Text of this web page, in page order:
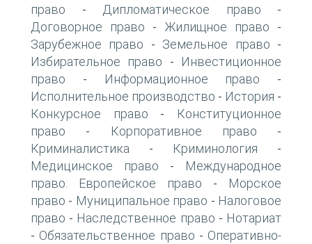
право - Дипломатическое право -
Договорное право - Жилищное право -
Зарубежное право - Земельное право -
Избирательное право -
Инвестиционное
право - Информационное право -
Исполнительное производство - История -
Конкурсное право -
Конституционное
право - Корпоративное право -
Криминалистика - Криминология -
Медицинское право -
Международное
право. Европейское право -
Морское
право - Муниципальное право - Налоговое
право - Наследственное право - Нотариат
- Обязательственное право - Оперативно-